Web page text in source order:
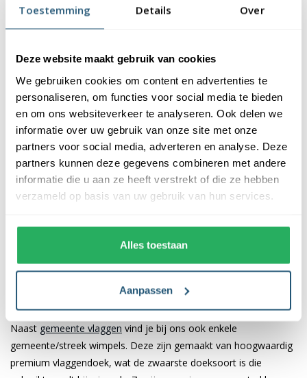
Toestemming Details Over
Deze website maakt gebruik van cookies
We gebruiken cookies om content en advertenties te
personaliseren, om functies voor social media te bieden
en om ons websiteverkeer te analyseren. Ook delen we
informatie over uw gebruik van onze site met onze
partners voor social media, adverteren en analyse. Deze
partners kunnen deze gegevens combineren met andere
informatie die u aan ze heeft verstrekt of die ze hebben
verzameld op basis van uw gebruik van hun services.
Alles toestaan
Aanpassen
Veelgestelde vragen
uithangen?
Welke lengte wimpel heb ik nodig?
Wat is de levensduur van een gemeente
wimpel?
Hoe zijn jullie gemeente wimpels
Naast gemeente vlaggen vind je bij ons ook enkele
gemeente/streek wimpels. Deze zijn gemaakt van hoogwaardig
premium vlaggendoek, wat de zwaarste doeksoort is die